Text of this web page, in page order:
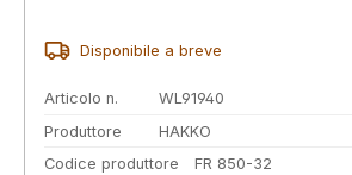
Disponibile a breve
Articolo n.
WL91940
Produttore
HAKKO
Codice produttore
FR 850-32